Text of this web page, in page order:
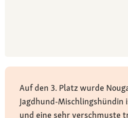
Auf den 3. Platz wurde
Jagdhund-Mischlingshündin
und eine sehr verschmuste